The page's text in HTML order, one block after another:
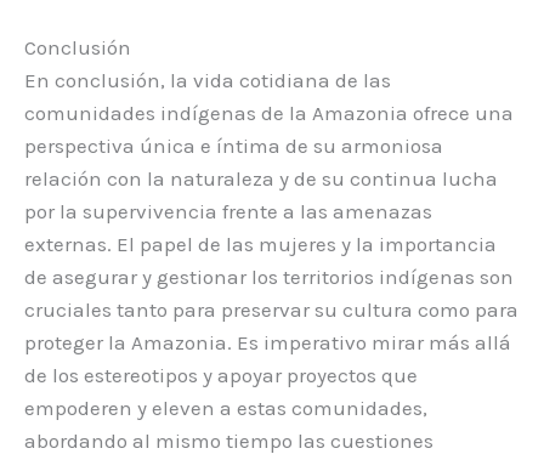
Conclusión
En conclusión, la vida cotidiana de las
comunidades indígenas de la Amazonia ofrece una
perspectiva única e íntima de su armoniosa
relación con la naturaleza y de su continua lucha
por la supervivencia frente a las amenazas
externas. El papel de las mujeres y la importancia
de asegurar y gestionar los territorios indígenas son
cruciales tanto para preservar su cultura como para
proteger la Amazonia. Es imperativo mirar más allá
de los estereotipos y apoyar proyectos que
empoderen y eleven a estas comunidades,
abordando al mismo tiempo las cuestiones